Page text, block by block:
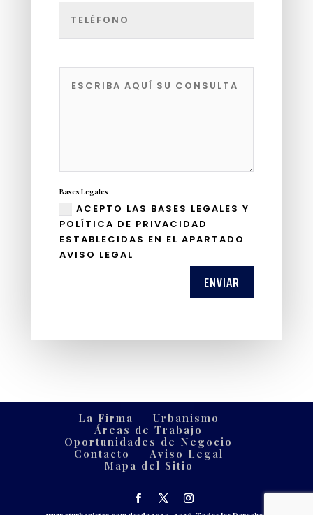
Bases Legales
ACEPTO LAS BASES LEGALES Y
POLÍTICA DE PRIVACIDAD
ESTABLECIDAS EN EL APARTADO
AVISO LEGAL
ENVIAR
La Firma
Urbanismo
Áreas de Trabajo
Oportunidades de Negocio
Contacto
Aviso Legal
Mapa del Sitio